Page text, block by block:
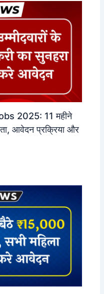
2025: 11 महीने
आवेदन प्रक्रिया और